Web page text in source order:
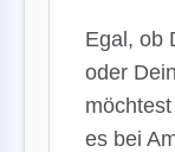
Egal, ob
oder
es bei